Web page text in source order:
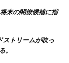
来の閣僚候補に指
ストリームが吹っ
。